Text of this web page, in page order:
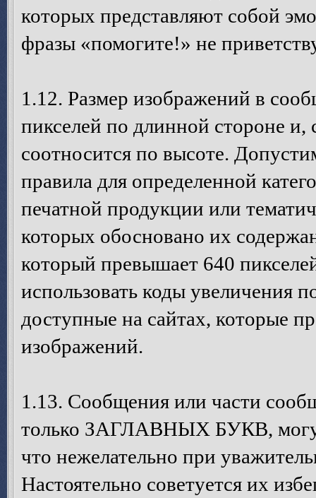
которых представляют собой
фразы «помогите!» не
1.12. Размер изображений в
пикселей по длинной стороне и,
соотносится по высоте.
правила для определенной
печатной продукции или
которых обосновано их
который превышает 640
использовать коды увеличения
доступные на сайтах, которые
изображений.
1.13. Сообщения или части
только ЗАГЛАВНЫХ БУКВ,
что нежелательно при
Настоятельно советуется их